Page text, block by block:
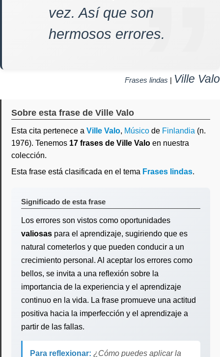
vez. Así que son
hermosos errores.
Frases lindas | Ville Valo
Sobre esta frase de Ville Valo
Esta cita pertenece a Ville Valo, Músico de Finlandia (n.
1976). Tenemos 17 frases de Ville Valo en nuestra
colección.
Esta frase está clasificada en el tema Frases lindas.
Significado de esta frase
Los errores son vistos como oportunidades
valiosas para el aprendizaje, sugiriendo que es
natural cometerlos y que pueden conducir a un
crecimiento personal. Al aceptar los errores como
bellos, se invita a una reflexión sobre la
importancia de la experiencia y el aprendizaje
continuo en la vida. La frase promueve una actitud
positiva hacia la imperfección y el aprendizaje a
partir de las fallas.
Para reflexionar: ¿Cómo puedes aplicar la